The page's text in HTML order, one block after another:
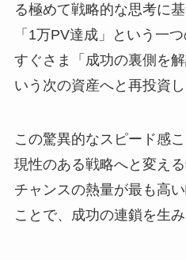
る極めて戦略的な思考に
「1万PV達成」という一
すぐさま「成功の裏側を
いう次の資産へと再投資し
この驚異的なスピード感
現性のある戦略へと変え
チャンスの熱量が最も高
ことで、成功の連鎖を生